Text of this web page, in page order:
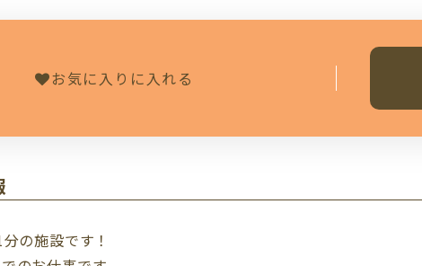
お気に入りに入れる
の施設です！